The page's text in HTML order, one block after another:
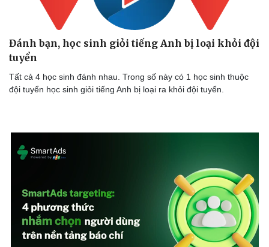
Sức khỏe
Dinh dưỡng - món ngon
Làm đẹp - giảm cân
Đời sống
Nhà đẹp
Đánh bạn, học sinh giỏi tiếng Anh bị loại khỏi đội
tuyển
Tất cả 4 học sinh đánh nhau. Trong số này có 1 học sinh thuộc
đội tuyển học sinh giỏi tiếng Anh bị loại ra khỏi đội tuyển.